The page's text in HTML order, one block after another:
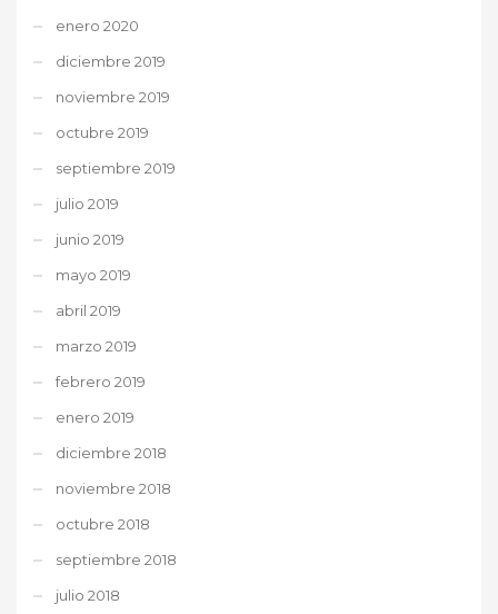
enero 2020
diciembre 2019
noviembre 2019
octubre 2019
septiembre 2019
julio 2019
junio 2019
mayo 2019
abril 2019
marzo 2019
febrero 2019
enero 2019
diciembre 2018
noviembre 2018
octubre 2018
septiembre 2018
julio 2018